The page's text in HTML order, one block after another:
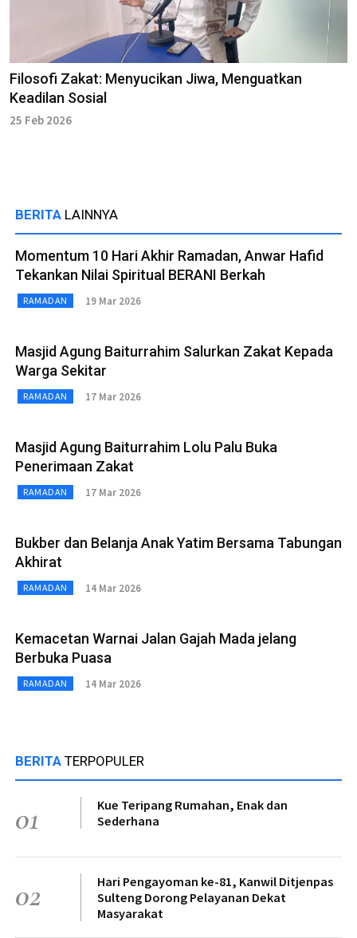
Filosofi Zakat: Menyucikan Jiwa, Menguatkan
Keadilan Sosial
25 Feb 2026
BERITA LAINNYA
Momentum 10 Hari Akhir Ramadan, Anwar Hafid
Tekankan Nilai Spiritual BERANI Berkah
RAMADAN 19 Mar 2026
Masjid Agung Baiturrahim Salurkan Zakat Kepada
Warga Sekitar
RAMADAN 17 Mar 2026
Masjid Agung Baiturrahim Lolu Palu Buka
Penerimaan Zakat
RAMADAN 17 Mar 2026
Bukber dan Belanja Anak Yatim Bersama Tabungan
Akhirat
RAMADAN 14 Mar 2026
Kemacetan Warnai Jalan Gajah Mada jelang
Berbuka Puasa
RAMADAN 14 Mar 2026
BERITA TERPOPULER
01
Kue Teripang Rumahan, Enak dan
Sederhana
02
Hari Pengayoman ke-81, Kanwil Ditjenpas
Sulteng Dorong Pelayanan Dekat
Masyarakat